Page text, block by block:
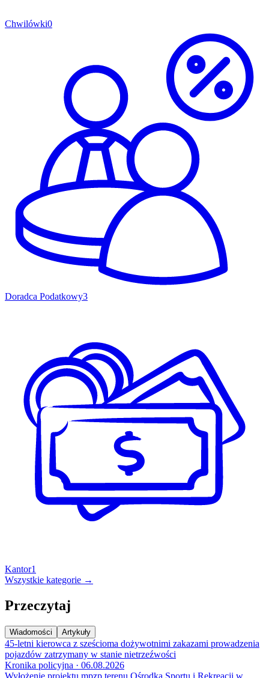
Chwilówki0
Doradca Podatkowy3
Kantor1
Wszystkie kategorie →
Przeczytaj
Wiadomości Artykuły
45-letni kierowca z sześcioma dożywotnimi zakazami prowadzenia
pojazdów zatrzymany w stanie nietrzeźwości
Kronika policyjna · 06.08.2026
Wyłożenie projektu mpzp terenu Ośrodka Sportu i Rekreacji w